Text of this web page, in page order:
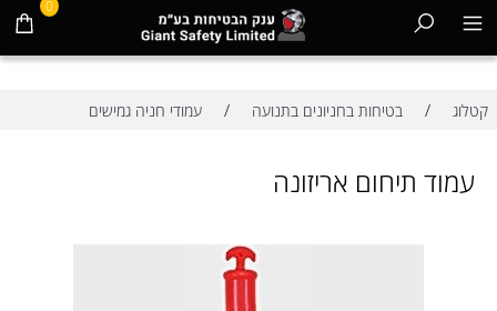
0
קטלוג / בטיחות בחניונים בתנועה / עמודי חניה גמישים
עמוד תיחום אריזונה